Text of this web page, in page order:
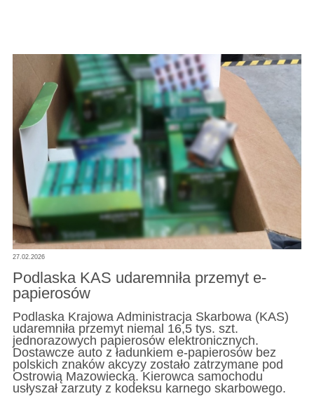
27.02.2026
Podlaska KAS udaremniła przemyt e-
papierosów
Podlaska Krajowa Administracja Skarbowa (KAS)
udaremniła przemyt niemal 16,5 tys. szt.
jednorazowych papierosów elektronicznych.
Dostawcze auto z ładunkiem e-papierosów bez
polskich znaków akcyzy zostało zatrzymane pod
Ostrowią Mazowiecką. Kierowca samochodu
usłyszał zarzuty z kodeksu karnego skarbowego.